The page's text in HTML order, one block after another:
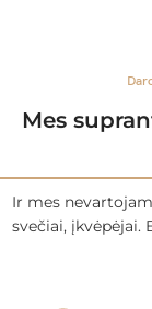
Mes
Ir mes
svečiai, įkvėpėjai.